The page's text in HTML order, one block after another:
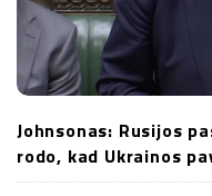
Johnsonas: Rusijos
rodo, kad Ukrainos